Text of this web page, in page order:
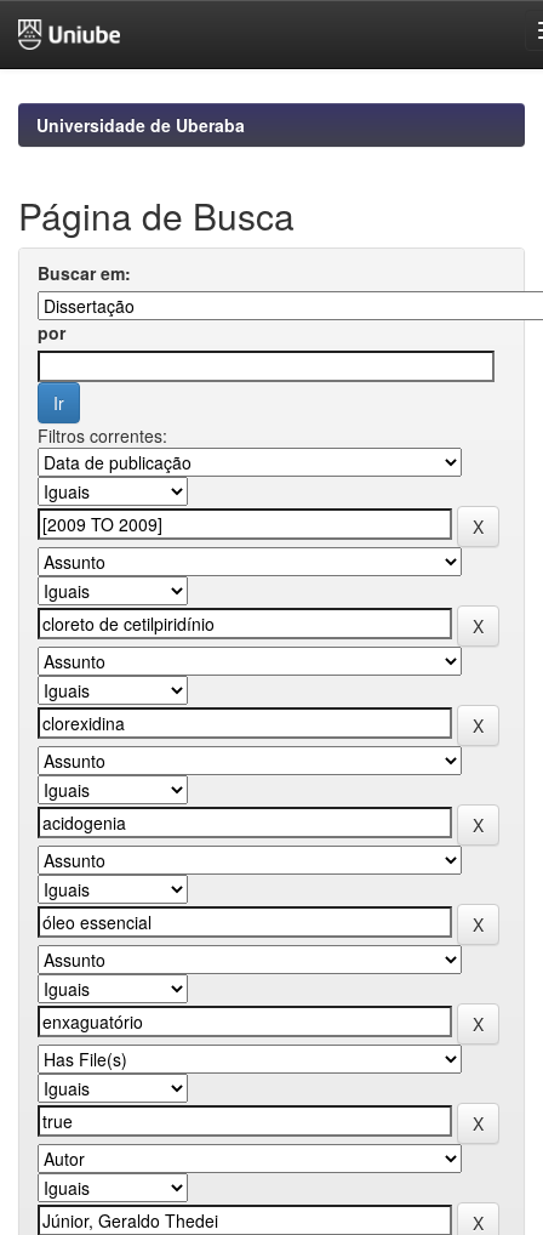
navigationUniversidade de Uberaba
Página de Busca
Buscar em:
por
Filtros correntes: